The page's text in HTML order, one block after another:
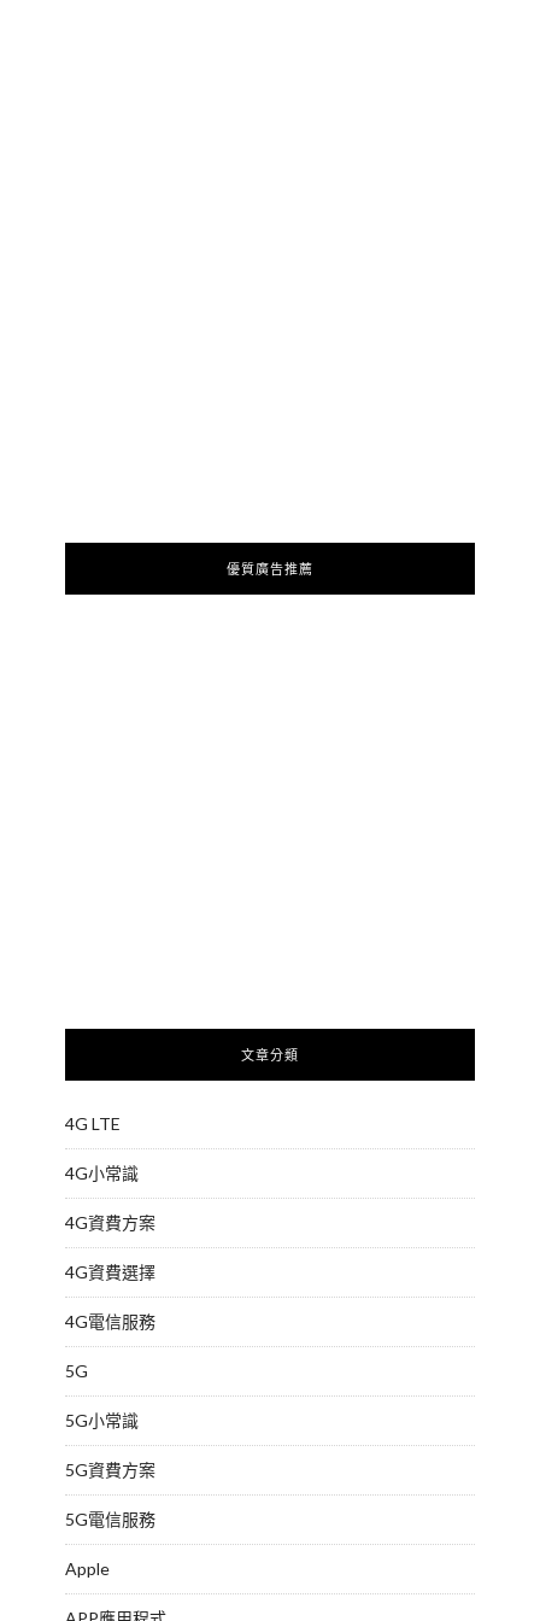
優質廣告推薦
文章分類
4G LTE
4G小常識
4G資費方案
4G資費選擇
4G電信服務
5G
5G小常識
5G資費方案
5G電信服務
Apple